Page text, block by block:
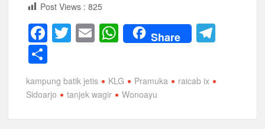
Post Views : 825
F
e
b
T
tt
er
E
ail
W
h
at
s
Share
gr
h
ar
kampung batik jetis KLG Pramuka
raicab ix
Sidoarjo
tanjek wagir Wonoayu